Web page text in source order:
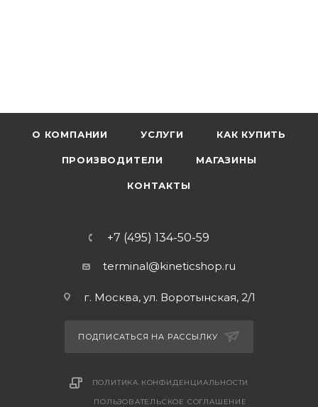
О КОМПАНИИ УСЛУГИ КАК КУПИТЬ
ПРОИЗВОДИТЕЛИ МАГАЗИНЫ
КОНТАКТЫ
+7 (495) 134-50-59
terminal@kineticshop.ru
г. Москва, ул. Воротынская, 2/1
ПОДПИСАТЬСЯ НА РАССЫЛКУ
ПОЛИТИКА КОНФИДЕНЦИАЛЬНОСТИ
ПОЛЬЗОВАТЕЛЬСКОЕ СОГЛАШЕНИЕ